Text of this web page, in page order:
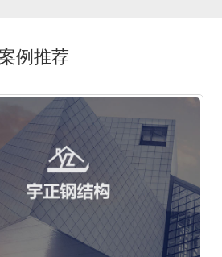
例推荐